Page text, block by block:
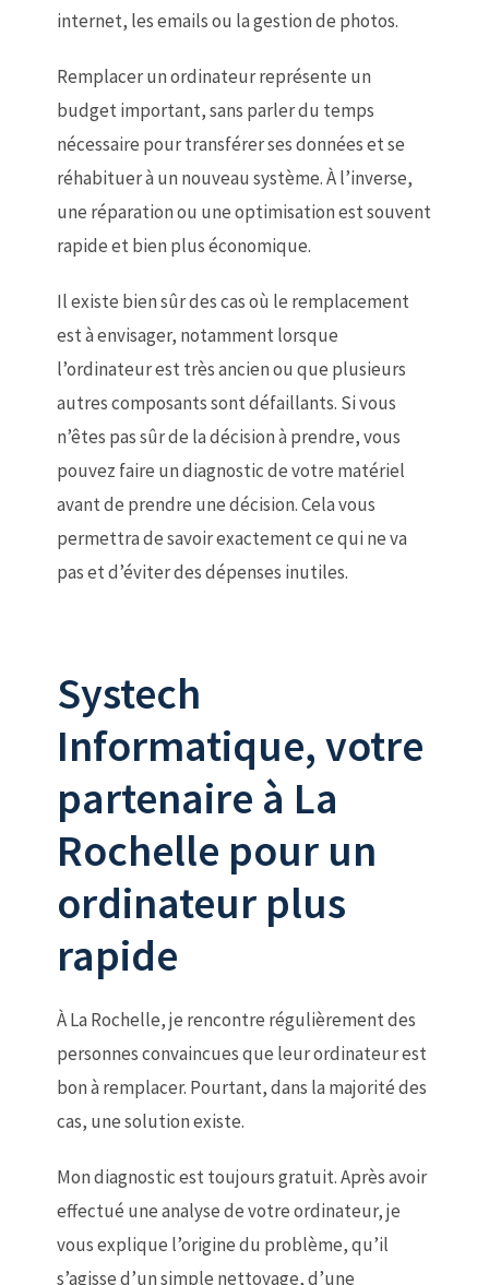
internet, les emails ou la gestion de photos.
Remplacer un ordinateur représente un
budget important, sans parler du temps
nécessaire pour transférer ses données et se
réhabituer à un nouveau système. À l’inverse,
une réparation ou une optimisation est souvent
rapide et bien plus économique.
Il existe bien sûr des cas où le remplacement
est à envisager, notamment lorsque
l’ordinateur est très ancien ou que plusieurs
autres composants sont défaillants. Si vous
n’êtes pas sûr de la décision à prendre, vous
pouvez faire un diagnostic de votre matériel
avant de prendre une décision. Cela vous
permettra de savoir exactement ce qui ne va
pas et d’éviter des dépenses inutiles.
Systech
Informatique, votre
partenaire à La
Rochelle pour un
ordinateur plus
rapide
À La Rochelle, je rencontre régulièrement des
personnes convaincues que leur ordinateur est
bon à remplacer. Pourtant, dans la majorité des
cas, une solution existe.
Mon diagnostic est toujours gratuit. Après avoir
effectué une analyse de votre ordinateur, je
vous explique l’origine du problème, qu’il
s’agisse d’un simple nettoyage, d’une